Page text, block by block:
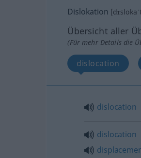
Dislokation
Übersicht aller
(Für mehr Details die
dislocation
dislocation
dislocation